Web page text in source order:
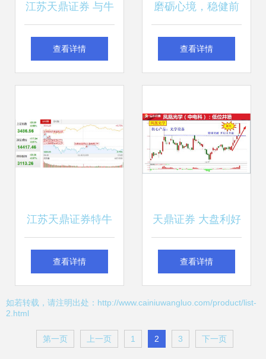
江苏天鼎证券 与牛
共舞，通道不破势
查看详情
磨砺心境，稳健前
行 论江苏天鼎证券
整”的投资哲学
查看详情
江苏天鼎证券特牛
财经林炜老师
查看详情
天鼎证券 大盘利好
再震荡，蓄势冲关
查看详情
如若转载，请注明出处：http://www.cainiuwangluo.com/product/list-
2.html
第一页 上一页 1 2 3 下一页